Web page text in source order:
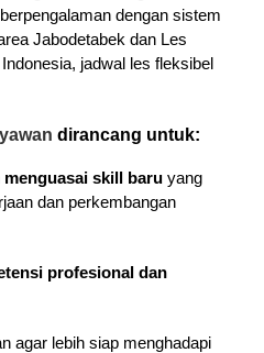
dengan sistem
Jabodetabek dan Les
jadwal les fleksibel
dirancang untuk:
menguasai skill baruyang
dan perkembangan
profesional dan
agar lebih siap menghadapi